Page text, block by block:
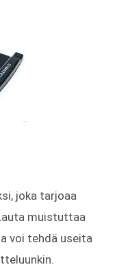
joka tarjoaa
muistuttaa
voi tehdä useita